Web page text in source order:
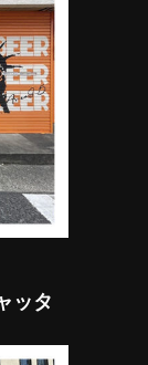
ッタ